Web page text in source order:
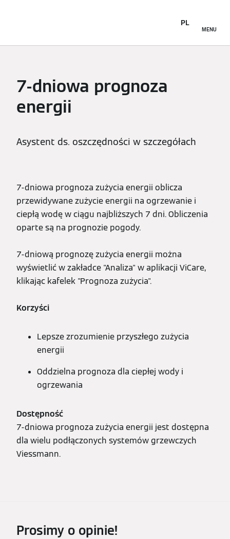
MENU
PL
7-dniowa prognoza
energii
Asystent ds. oszczędności w szczegółach
7-dniowa prognoza zużycia energii oblicza
przewidywane zużycie energii na ogrzewanie i
ciepłą wodę w ciągu najbliższych 7 dni. Obliczenia
oparte są na prognozie pogody.
7-dniową prognozę zużycia energii można
wyświetlić w zakładce "Analiza" w aplikacji ViCare,
klikając kafelek "Prognoza zużycia".
Korzyści
Lepsze zrozumienie przyszłego zużycia
energii
Oddzielna prognoza dla ciepłej wody i
ogrzewania
Dostępność
7-dniowa prognoza zużycia energii jest dostępna
dla wielu podłączonych systemów grzewczych
Viessmann.
Prosimy o opinie!